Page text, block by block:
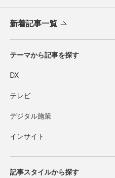
新着記事一覧
テーマから記事を探す
DX
テレビ
デジタル施策
インサイト
記事スタイルから探す